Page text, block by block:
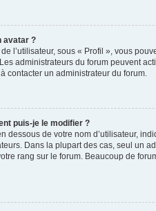
avatar ?
l’utilisateur, sous « Profil », vous
administrateurs du forum peuvent
contacter un administrateur du forum.
puis-je le modifier ?
dessous de votre nom d’utilisateur,
Dans la plupart des cas, seul un
rang sur le forum. Beaucoup de